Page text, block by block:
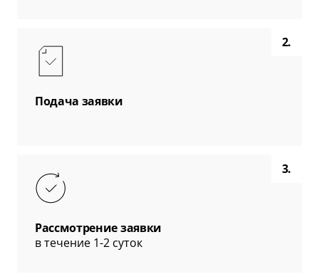
2.
Подача заявки
3.
Рассмотрение заявки
в течение 1-2 суток